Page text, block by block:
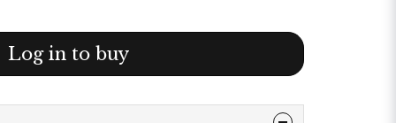
Log in to buy